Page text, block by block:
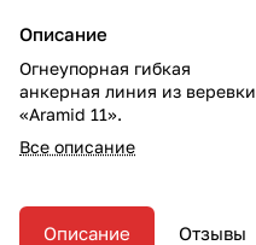
Описание
Огнеупорная гибкая
анкерная линия из веревки
«Aramid 11».
Все описание
Описание Отзывы